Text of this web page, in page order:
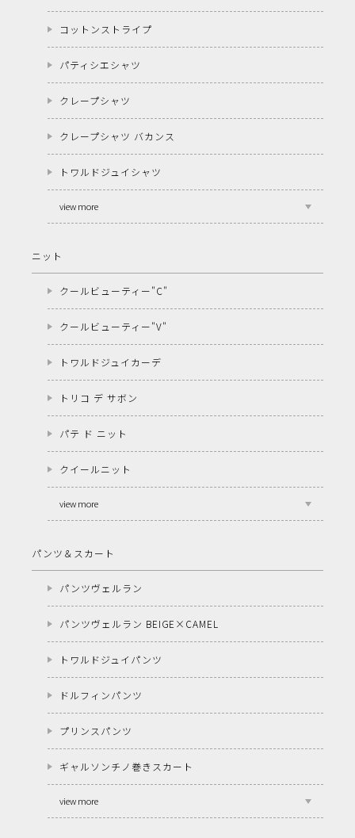
コットンストライプ
パティシエシャツ
クレープシャツ
クレープシャツ バカンス
トワルドジュイシャツ
view more
ニット
クールビューティー"C"
クールビューティー"V"
トワルドジュイカーデ
トリコ デ サボン
パテ ド ニット
クイールニット
view more
パンツ＆スカート
パンツヴェルラン
パンツヴェルラン BEIGE×CAMEL
トワルドジュイパンツ
ドルフィンパンツ
プリンスパンツ
ギャルソンチノ巻きスカート
view more